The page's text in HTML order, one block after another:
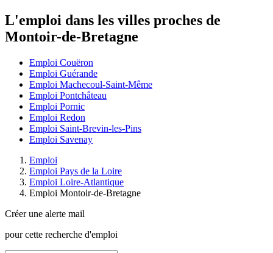
L'emploi dans les villes proches de
Montoir-de-Bretagne
Emploi Couëron
Emploi Guérande
Emploi Machecoul-Saint-Même
Emploi Pontchâteau
Emploi Pornic
Emploi Redon
Emploi Saint-Brevin-les-Pins
Emploi Savenay
Emploi
Emploi Pays de la Loire
Emploi Loire-Atlantique
Emploi Montoir-de-Bretagne
Créer une alerte mail
pour cette recherche d'emploi